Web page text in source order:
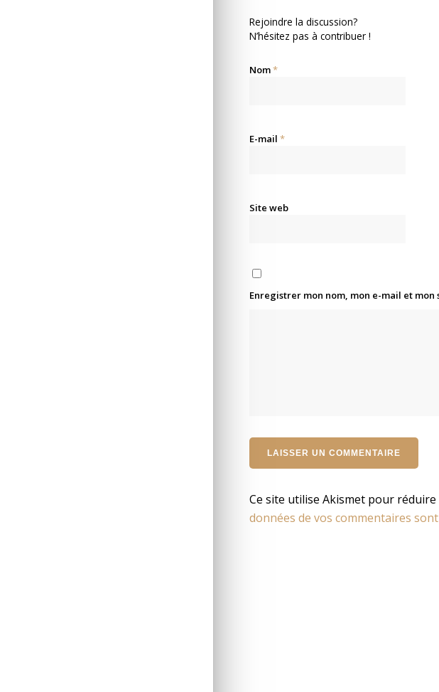
Rejoindre la discussion?
N’hésitez pas à contribuer !
Nom*
E-mail *
Site web
Enregistrer mon nom, mon e-mail et
Ce site utilise Akismet pour réduire
données de vos commentaires